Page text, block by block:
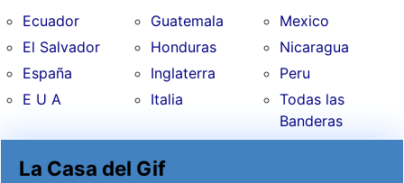
Ecuador
El Salvador
España
E U A
Guatemala
Honduras
Inglaterra
Italia
Mexico
Nicaragua
Peru
Todas las
Banderas
La Casa del Gif